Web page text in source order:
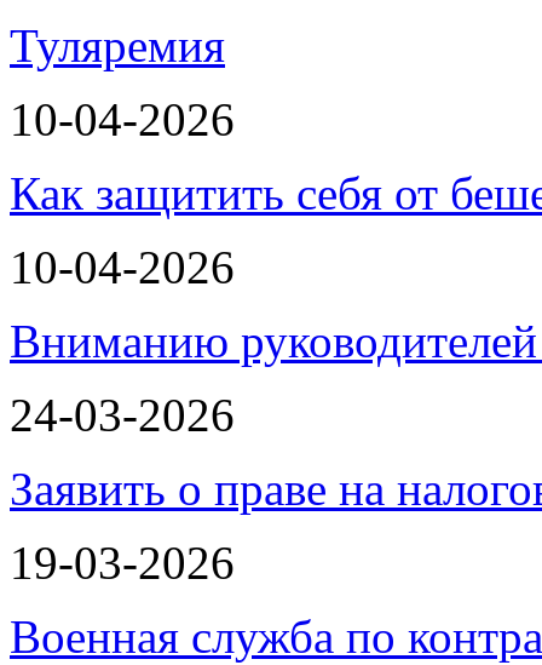
Туляремия
10-04-2026
Как защитить себя от
10-04-2026
Вниманию
24-03-2026
Заявить о праве на
19-03-2026
Военная служба по